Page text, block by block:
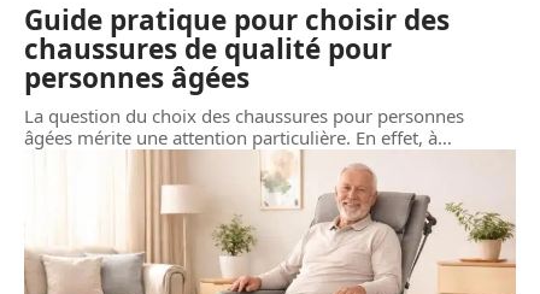
Guide pratique pour choisir des
chaussures de qualité pour
personnes âgées
La question du choix des chaussures pour personnes
âgées mérite une attention particulière. En effet, à…